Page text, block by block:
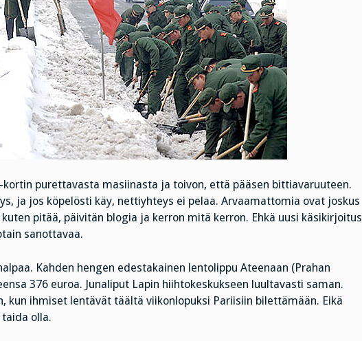
kortin purettavasta masiinasta ja toivon, että pääsen bittiavaruuteen.
ja jos köpelösti käy, nettiyhteys ei pelaa. Arvaamattomia ovat joskus
pitää, päivitän blogia ja kerron mitä kerron. Ehkä uusi käsikirjoitus
sanottavaa.
Kahden hengen edestakainen lentolippu Ateenaan (Prahan
376 euroa. Junaliput Lapin hiihtokeskukseen luultavasti saman.
kun ihmiset lentävät täältä viikonlopuksi Pariisiin bilettämään. Eikä
olla.